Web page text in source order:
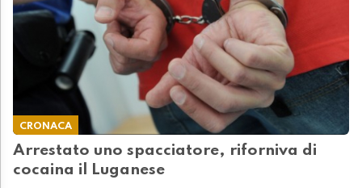
CRONACA
Arrestato uno spacciatore, riforniva di
cocaina il Luganese